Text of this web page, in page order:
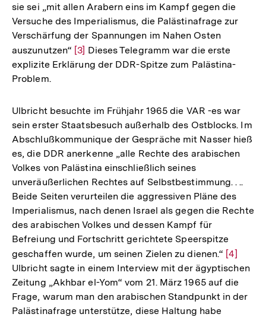
sie sei „mit allen Arabern eins im Kampf gegen die
Versuche des Imperialismus, die Palästinafrage zur
Verschärfung der Spannungen im Nahen Osten
auszunutzen“ Zur
Auflösung
[3] Dieses Telegramm war die erste
explizite Erklärung der DDR-Spitze zum Palästina-
Problem.
Ulbricht besuchte im Frühjahr 1965 die VAR -es war
sein erster Staatsbesuch außerhalb des Ostblocks. Im
Abschlußkommunique der Gespräche mit Nasser hieß
es, die DDR anerkenne „alle Rechte des arabischen
Volkes von Palästina einschließlich seines
unveräußerlichen Rechtes auf Selbstbestimmung. . ..
Beide Seiten verurteilen die aggressiven Pläne des
Imperialismus, nach denen Israel als gegen die Rechte
des arabischen Volkes und dessen Kampf für
Befreiung und Fortschritt gerichtete Speerspitze
geschaffen wurde, um seinen Zielen zu dienen.“ Zur
der
Fußnote
[4]
Ulbricht sagte in einem Interview mit der ägyptischen
Zeitung „Akhbar el-Yom“ vom 21. März 1965 auf die
Frage, warum man den arabischen Standpunkt in der
Palästinafrage unterstütze, diese Haltung habe